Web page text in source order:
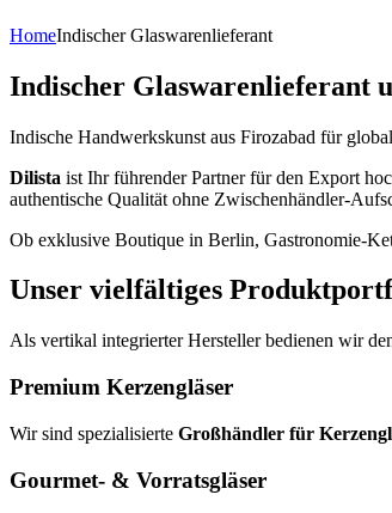
HomeIndischer Glaswarenlieferant
Indischer Glaswarenlieferant
Indische Handwerkskunst aus Firozabad für
Dilista ist Ihr führender Partner für den Export
authentische Qualität ohne Zwischenhändler-
Ob exklusive Boutique in Berlin, Gastronomie-
Unser vielfältiges
Als vertikal integrierter Hersteller bedienen wir
Premium Kerzengläser
Wir sind spezialisierte Großhändler für
Gourmet- & Vorratsgläser